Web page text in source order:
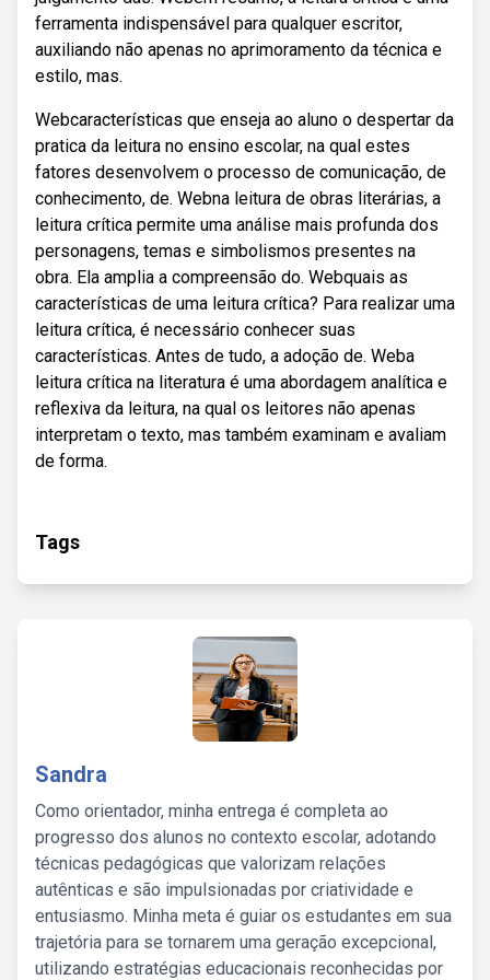
ferramenta indispensável para qualquer escritor,
auxiliando não apenas no aprimoramento da técnica e
estilo, mas.
Webcaracterísticas que enseja ao aluno o despertar da
pratica da leitura no ensino escolar, na qual estes
fatores desenvolvem o processo de comunicação, de
conhecimento, de. Webna leitura de obras literárias, a
leitura crítica permite uma análise mais profunda dos
personagens, temas e simbolismos presentes na
obra. Ela amplia a compreensão do. Webquais as
características de uma leitura crítica? Para realizar uma
leitura crítica, é necessário conhecer suas
características. Antes de tudo, a adoção de. Weba
leitura crítica na literatura é uma abordagem analítica e
reflexiva da leitura, na qual os leitores não apenas
interpretam o texto, mas também examinam e avaliam
de forma.
Tags
Sandra
Como orientador, minha entrega é completa ao
progresso dos alunos no contexto escolar, adotando
técnicas pedagógicas que valorizam relações
autênticas e são impulsionadas por criatividade e
entusiasmo. Minha meta é guiar os estudantes em sua
trajetória para se tornarem uma geração excepcional,
utilizando estratégias educacionais reconhecidas por